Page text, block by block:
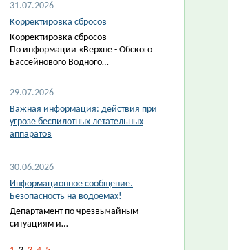
31.07.2026
Корректировка сбросов
Корректировка сбросов
По информации «Верхне - Обского
Бассейнового Водного…
29.07.2026
Важная информация: действия при
угрозе беспилотных летательных
аппаратов
30.06.2026
Информационное сообщение.
Безопасность на водоёмах!
Департамент по чрезвычайным
ситуациям и…